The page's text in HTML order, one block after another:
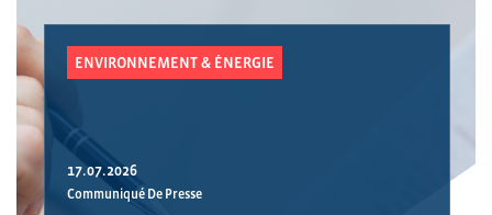
ENVIRONNEMENT & ÉNERGIE
17.07.2026
Communiqué De Presse